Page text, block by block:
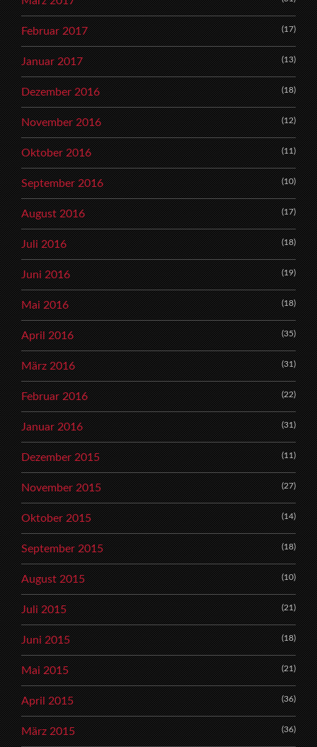
Februar 2017 (17)
Januar 2017 (13)
Dezember 2016 (18)
November 2016 (12)
Oktober 2016 (11)
September 2016 (10)
August 2016 (17)
Juli 2016 (18)
Juni 2016 (19)
Mai 2016 (18)
April 2016 (35)
März 2016 (31)
Februar 2016 (22)
Januar 2016 (31)
Dezember 2015 (11)
November 2015 (27)
Oktober 2015 (14)
September 2015 (18)
August 2015 (10)
Juli 2015 (21)
Juni 2015 (18)
Mai 2015 (21)
April 2015 (36)
März 2015 (36)